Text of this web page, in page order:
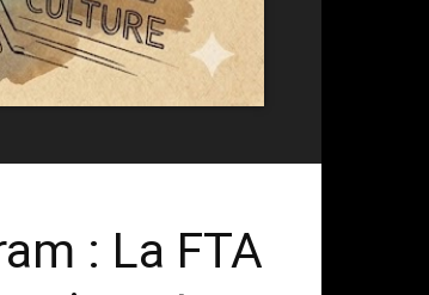
: La FTA